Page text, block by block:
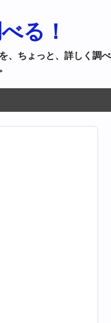
る！
、ちょっと、詳しく調べ